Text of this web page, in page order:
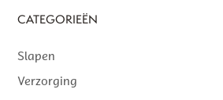
CATEGORIEËN
Slapen
Verzorging